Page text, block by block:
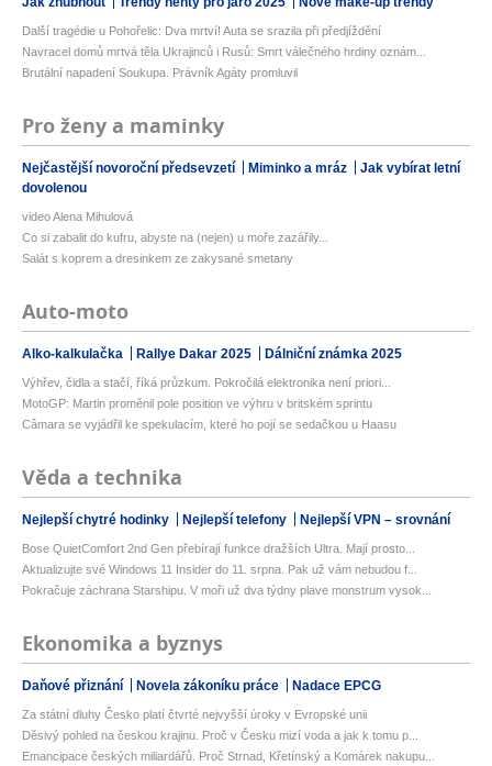
Další tragédie u Pohořelic: Dva mrtví! Auta se srazila při předjíždění
Navracel domů mrtvá těla Ukrajinců i Rusů: Smrt válečného hrdiny oznám...
Brutální napadení Soukupa. Právník Agáty promluvil
Pro ženy a maminky
Nejčastější novoroční předsevzetí Miminko a mráz
Jak vybírat letní
dovolenou
video Alena Mihulová
Co si zabalit do kufru, abyste na (nejen) u moře zazářily...
Salát s koprem a dresinkem ze zakysané smetany
Auto-moto
Alko-kalkulačka Rallye Dakar 2025 Dálniční známka 2025
Výhřev, čidla a stačí, říká průzkum. Pokročilá elektronika není priori...
MotoGP: Martin proměnil pole position ve výhru v britském sprintu
Câmara se vyjádřil ke spekulacím, které ho pojí se sedačkou u Haasu
Věda a technika
Nejlepší chytré hodinky Nejlepší telefony Nejlepší VPN – srovnání
Bose QuietComfort 2nd Gen přebírají funkce dražších Ultra. Mají prosto...
Aktualizujte své Windows 11 Insider do 11. srpna. Pak už vám nebudou f...
Pokračuje záchrana Starshipu. V moři už dva týdny plave monstrum vysok...
Ekonomika a byznys
Daňové přiznání Novela zákoníku práce Nadace EPCG
Za státní dluhy Česko platí čtvrté nejvyšší úroky v Evropské unii
Děsivý pohled na českou krajinu. Proč v Česku mizí voda a jak k tomu p...
Emancipace českých miliardářů. Proč Strnad, Křetínský a Komárek nakupu...